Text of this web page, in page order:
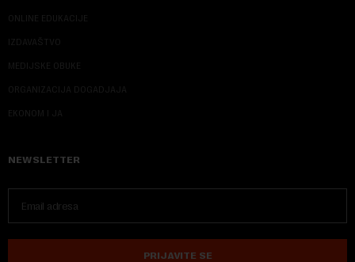
ONLINE EDUKACIJE
IZDAVAŠTVO
MEDIJSKE OBUKE
ORGANIZACIJA DOGADJAJA
EKONOM I JA
NEWSLETTER
PRIJAVITE SE